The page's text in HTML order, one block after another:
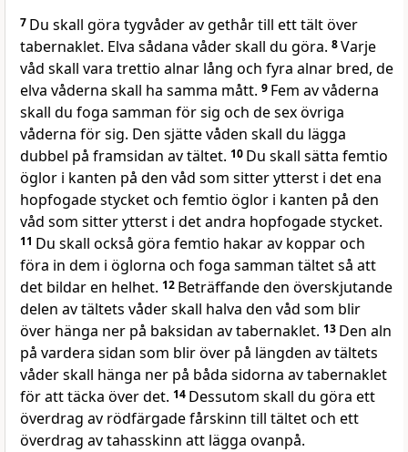
7 Du skall göra tygvåder av gethår till ett tält över
tabernaklet. Elva sådana våder skall du göra. 8Varje
våd skall vara trettio alnar lång och fyra alnar bred, de
elva våderna skall ha samma mått. 9 Fem av våderna
skall du foga samman för sig och de sex övriga
våderna för sig. Den sjätte våden skall du lägga
dubbel på framsidan av tältet. 10 Du skall sätta femtio
öglor i kanten på den våd som sitter ytterst i det ena
hopfogade stycket och femtio öglor i kanten på den
våd som sitter ytterst i det andra hopfogade stycket.
11 Du skall också göra femtio hakar av koppar och
föra in dem i öglorna och foga samman tältet så att
det bildar en helhet. 12 Beträffande den överskjutande
delen av tältets våder skall halva den våd som blir
över hänga ner på baksidan av tabernaklet. 13 Den aln
på vardera sidan som blir över på längden av tältets
våder skall hänga ner på båda sidorna av tabernaklet
för att täcka över det. 14 Dessutom skall du göra ett
överdrag av rödfärgade fårskinn till tältet och ett
överdrag av tahasskinn att lägga ovanpå.